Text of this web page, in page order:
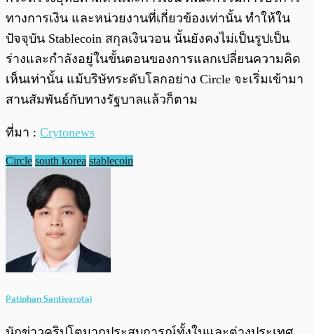
ทางการเงิน และหน่วยงานที่เกี่ยวข้องเท่านั้น ทำให้ใน
ปัจจุบัน Stablecoin สกุลเงินวอน นั้นยังคงไม่เป็นรูปเป็น
ร่างและกำลังอยู่ในขั้นตอนของการแลกเปลี่ยนความคิด
เห็นเท่านั้น แม้บริษัทระดับโลกอย่าง Circle จะเริ่มเข้ามา
สานสัมพันธ์กับทางรัฐบาลแล้วก็ตาม
ที่มา : Crytonews
Circle south korea stablecoin
Patiphan Santivarotai